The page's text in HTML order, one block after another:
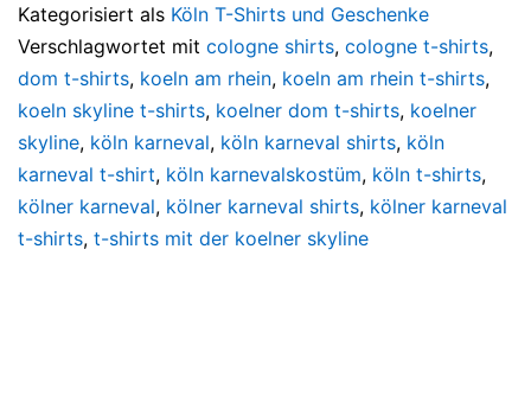
Kategorisiert als Köln T-Shirts und Geschenke
Verschlagwortet mit cologne shirts, cologne t-shirts,
dom t-shirts, koeln am rhein, koeln am rhein t-shirts,
koeln skyline t-shirts, koelner dom t-shirts, koelner
skyline, köln karneval, köln karneval shirts, köln
karneval t-shirt, köln karnevalskostüm, köln t-shirts,
kölner karneval, kölner karneval shirts, kölner karneval
t-shirts, t-shirts mit der koelner skyline